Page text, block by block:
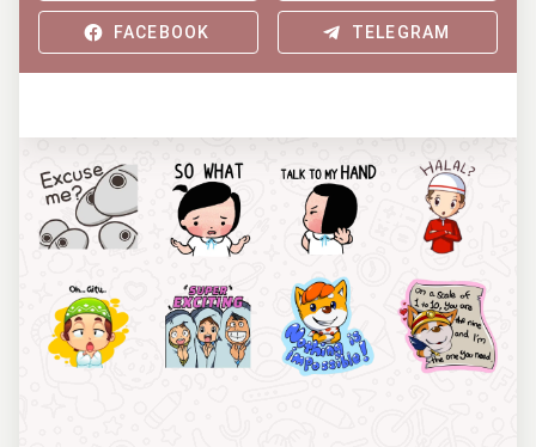
FACEBOOK TELEGRAM